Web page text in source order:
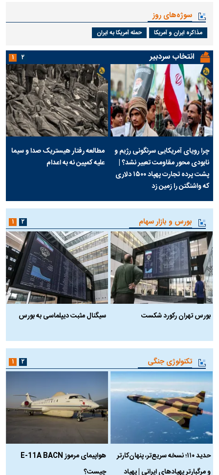
سوژه‌های روز
مذاکره ایران و آمریکا حمله آمریکا به ایران
انتخاب سردبیر
چرا رویای آمریکایی سرنگونی رژیم و
نابودی محور مقاومت تعبیر نشد؟ |
پشت پرده تجارت پهپاد‌ ۱۵۰۰ دلاری
که واشنگتن را زمین زد
مطالعه رفتار هیستریک صدا و سیما
علیه کمپین نه به اعدام
۱ ۲
بورس و بازار سهام
بورس تهران رکورد شکست
سیگنال مثبت دیپلماسی به بورس
۱ ۲
تکنولوژی جنگی
حدید ۱۱۰؛ نسخه سریع‌تر، پنهان‌کارتر
و مرگبارتر پهپادهای ایرانی | پهپاد
هواپیمای مرموز E-11A BACN
چیست؟
۱ ۲